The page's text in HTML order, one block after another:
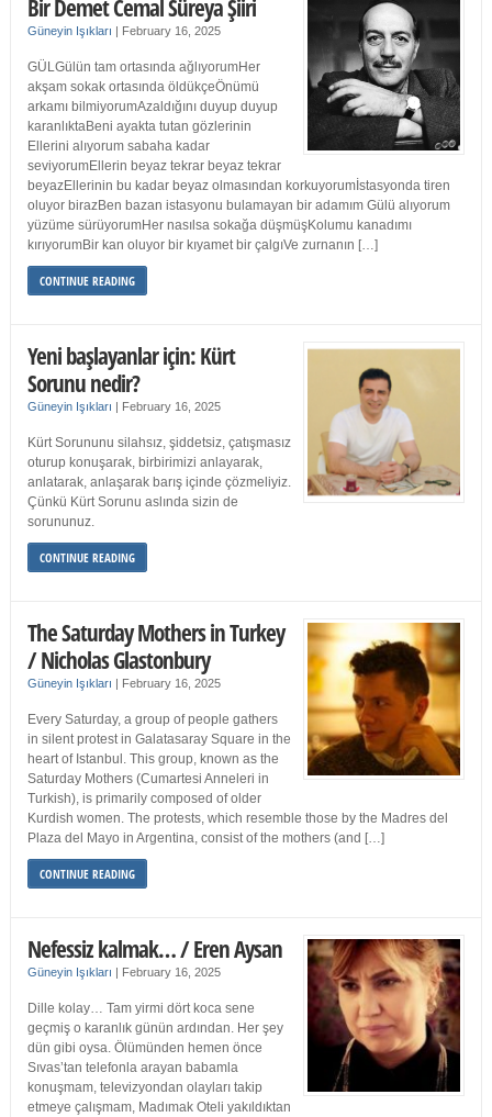
Bir Demet Cemal Süreya Şiiri
Güneyin Işıkları | February 16, 2025
GÜLGülün tam ortasında ağlıyorumHer
akşam sokak ortasında öldükçeÖnümü
arkamı bilmiyorumAzaldığını duyup duyup
karanlıktaBeni ayakta tutan gözlerinin
Ellerini alıyorum sabaha kadar
seviyorumEllerin beyaz tekrar beyaz tekrar
beyazEllerinin bu kadar beyaz olmasından korkuyorumİstasyonda tiren
oluyor birazBen bazan istasyonu bulamayan bir adamım Gülü alıyorum
yüzüme sürüyorumHer nasılsa sokağa düşmüşKolumu kanadımı
kırıyorumBir kan oluyor bir kıyamet bir çalgıVe zurnanın […]
CONTINUE READING
Yeni başlayanlar için: Kürt
Sorunu nedir?
Güneyin Işıkları | February 16, 2025
Kürt Sorununu silahsız, şiddetsiz, çatışmasız
oturup konuşarak, birbirimizi anlayarak,
anlatarak, anlaşarak barış içinde çözmeliyiz.
Çünkü Kürt Sorunu aslında sizin de
sorununuz.
CONTINUE READING
The Saturday Mothers in Turkey
/ Nicholas Glastonbury
Güneyin Işıkları | February 16, 2025
Every Saturday, a group of people gathers
in silent protest in Galatasaray Square in the
heart of Istanbul. This group, known as the
Saturday Mothers (Cumartesi Anneleri in
Turkish), is primarily composed of older
Kurdish women. The protests, which resemble those by the Madres del
Plaza del Mayo in Argentina, consist of the mothers (and […]
CONTINUE READING
Nefessiz kalmak… / Eren Aysan
Güneyin Işıkları | February 16, 2025
Dille kolay… Tam yirmi dört koca sene
geçmiş o karanlık günün ardından. Her şey
dün gibi oysa. Ölümünden hemen önce
Sıvas’tan telefonla arayan babamla
konuşmam, televizyondan olayları takip
etmeye çalışmam, Madımak Oteli yakıldıktan